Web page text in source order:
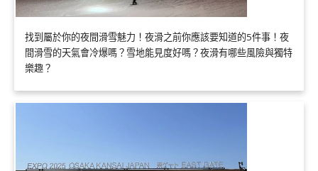
找到屬於你的夜間滑雪魅力！夜滑之前你應該要知道的5件事！夜
間滑雪的天氣會冷爆嗎？雪地能見度好嗎？夜滑有哪些風險與獨特
樂趣？